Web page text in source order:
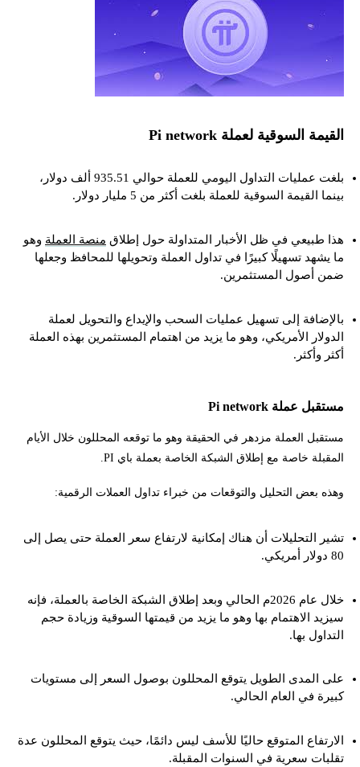
القيمة السوقية لعملة Pi network
بلغت عمليات التداول اليومي للعملة حوالي 935.51 ألف دولار،
بينما القيمة السوقية للعملة بلغت أكثر من 5 مليار دولار.
هذا طبيعي في ظل الأخبار المتداولة حول إطلاق منصة العملة وهو
ما يشهد تسهيلًا كبيرًا في تداول العملة وتحويلها للمحافظ وجعلها
ضمن أصول المستثمرين.
بالإضافة إلى تسهيل عمليات السحب والإيداع والتحويل لعملة
الدولار الأمريكي، وهو ما يزيد من اهتمام المستثمرين بهذه العملة
أكثر وأكثر.
مستقبل عملة Pi network
مستقبل العملة مزدهر في الحقيقة وهو ما توقعه المحللون خلال الأيام
المقبلة خاصة مع إطلاق الشبكة الخاصة بعملة باي PI.
وهذه بعض التحليل والتوقعات من خبراء تداول العملات الرقمية:
تشير التحليلات أن هناك إمكانية لارتفاع سعر العملة حتى يصل إلى
80 دولار أمريكي.
خلال عام 2026م الحالي وبعد إطلاق الشبكة الخاصة بالعملة، فإنه
سيزيد الاهتمام بها وهو ما يزيد من قيمتها السوقية وزيادة حجم
التداول بها.
على المدى الطويل يتوقع المحللون بوصول السعر إلى مستويات
كبيرة في العام الحالي.
الارتفاع المتوقع حاليًا للأسف ليس دائمًا، حيث يتوقع المحللون عدة
تقلبات سعرية في السنوات المقبلة.